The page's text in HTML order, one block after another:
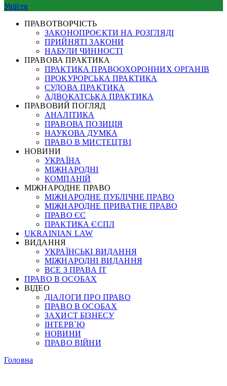
Увійти
ПРАВОТВОРЧІСТЬ
ЗАКОНОПРОЄКТИ НА РОЗГЛЯДІ
ПРИЙНЯТІ ЗАКОНИ
НАБУЛИ ЧИННОСТІ
ПРАВОВА ПРАКТИКА
ПРАКТИКА ПРАВООХОРОННИХ ОРГАНІВ
ПРОКУРОРСЬКА ПРАКТИКА
СУДОВА ПРАКТИКА
АДВОКАТСЬКА ПРАКТИКА
ПРАВОВИЙ ПОГЛЯД
АНАЛІТИКА
ПРАВОВА ПОЗИЦІЯ
НАУКОВА ДУМКА
ПРАВО В МИСТЕЦТВІ
НОВИНИ
УКРАЇНА
МІЖНАРОДНІ
КОМПАНІЙ
МІЖНАРОДНЕ ПРАВО
МІЖНАРОДНЕ ПУБЛІЧНЕ ПРАВО
МІЖНАРОДНЕ ПРИВАТНЕ ПРАВО
ПРАВО ЄС
ПРАКТИКА ЄСПЛ
UKRAINIAN LAW
ВИДАННЯ
УКРАЇНСЬКІ ВИДАННЯ
МІЖНАРОДНІ ВИДАННЯ
ВСЕ З ПРАВА ІТ
ПРАВО В ОСОБАХ
ВІДЕО
ДІАЛОГИ ПРО ПРАВО
ПРАВО В ОСОБАХ
ЗАХИСТ БІЗНЕСУ
ІНТЕРВ`Ю
НОВИНИ
ПРАВО ВІЙНИ
Головна